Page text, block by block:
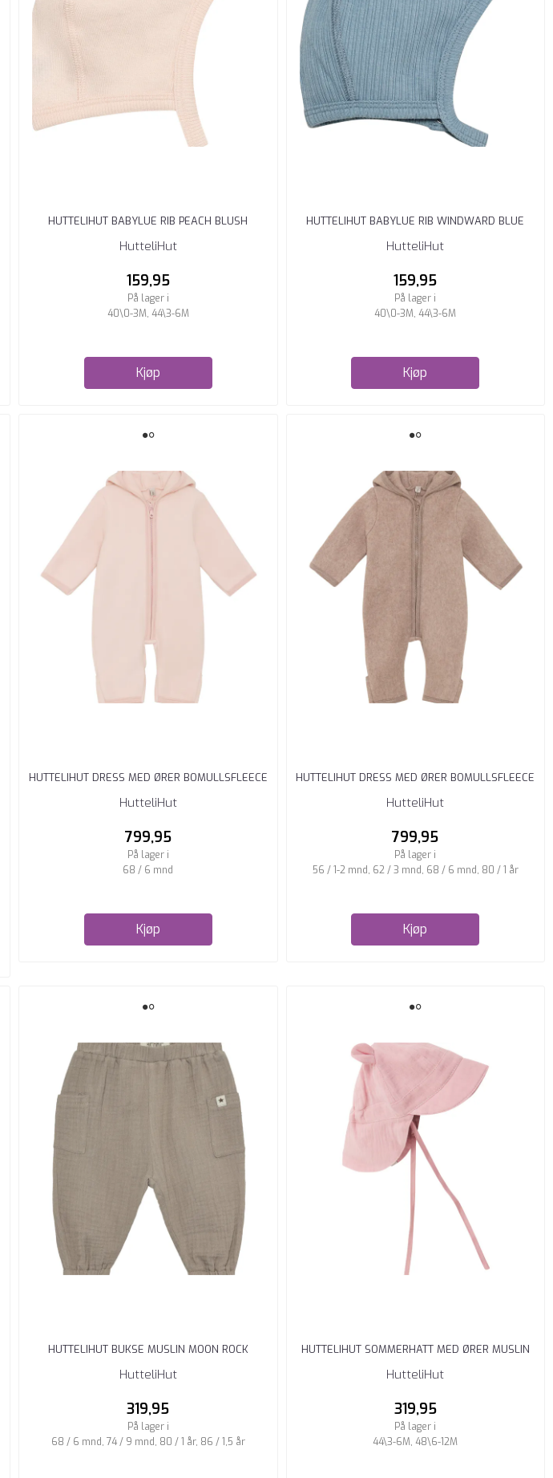
HUTTELIHUT BABYLUE RIB PEACH BLUSH
HutteliHut
159,95
På lager i
40\0-3M, 44\3-6M
Kjøp
HUTTELIHUT BABYLUE RIB WINDWARD BLUE
HutteliHut
159,95
På lager i
40\0-3M, 44\3-6M
Kjøp
HUTTELIHUT DRESS MED ØRER BOMULLSFLEECE
PEACH ...
HutteliHut
799,95
På lager i
68 / 6 mnd
Kjøp
HUTTELIHUT DRESS MED ØRER BOMULLSFLEECE
SAVANNAH ...
HutteliHut
799,95
På lager i
56 / 1-2 mnd, 62 / 3 mnd, 68 / 6 mnd, 80 / 1 år
Kjøp
HUTTELIHUT BUKSE MUSLIN MOON ROCK
HutteliHut
319,95
På lager i
68 / 6 mnd, 74 / 9 mnd, 80 / 1 år, 86 / 1,5 år
HUTTELIHUT SOMMERHATT MED ØRER MUSLIN
PALE MAUVE
HutteliHut
319,95
På lager i
44\3-6M, 48\6-12M